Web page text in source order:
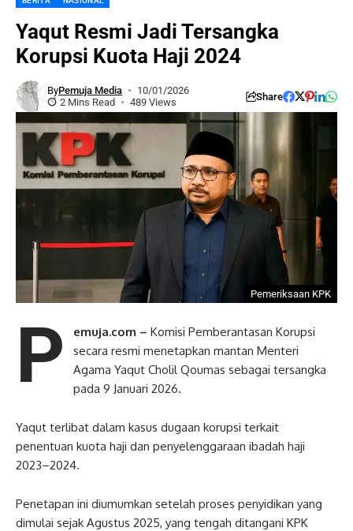
Yaqut Resmi Jadi Tersangka
Korupsi Kuota Haji 2024
ByPemuja Media
10/01/2026
2 Mins Read
489 Views Share
Pemeriksaan KPK
P emuja.com – Komisi Pemberantasan Korupsi
secara resmi menetapkan mantan Menteri
Agama Yaqut Cholil Qoumas sebagai tersangka
pada 9 Januari 2026.
Yaqut terlibat dalam kasus dugaan korupsi terkait
penentuan kuota haji dan penyelenggaraan ibadah haji
2023–2024.
Penetapan ini diumumkan setelah proses penyidikan yang
dimulai sejak Agustus 2025, yang tengah ditangani KPK